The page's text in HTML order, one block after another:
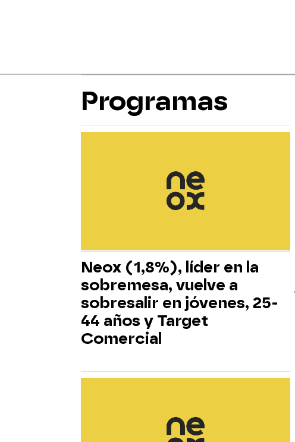
Programas
Neox (1,8%), líder en la
sobremesa, vuelve a
sobresalir en jóvenes, 25-
44 años y Target
Comercial